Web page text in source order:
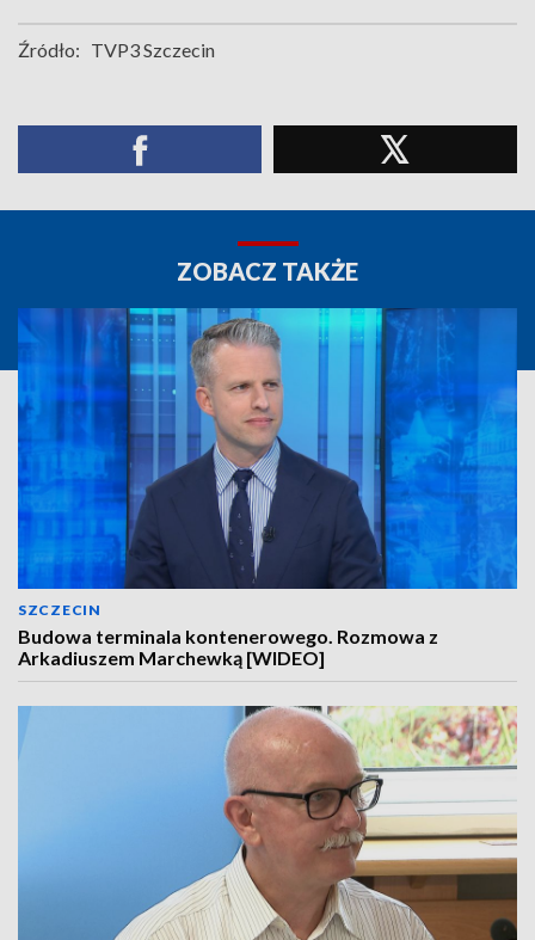
Źródło: TVP3 Szczecin
ZOBACZ TAKŻE
SZCZECIN
Budowa terminala kontenerowego. Rozmowa z
Arkadiuszem Marchewką [WIDEO]